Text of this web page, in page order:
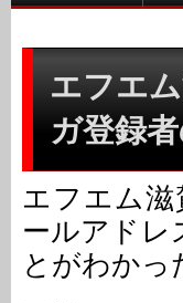
エフエ
ガ登録
エフエム滋
ールアドレ
とがわかっ